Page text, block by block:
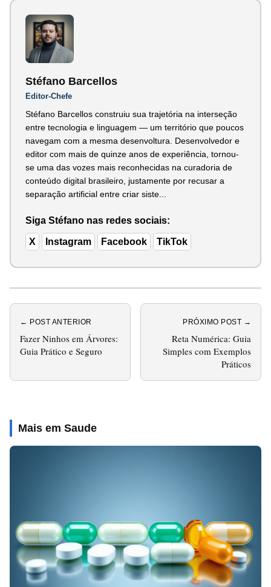
Stéfano Barcellos
Editor-Chefe
Stéfano Barcellos construiu sua trajetória na interseção
entre tecnologia e linguagem — um território que poucos
navegam com a mesma desenvoltura. Desenvolvedor e
editor com mais de quinze anos de experiência, tornou-
se uma das vozes mais reconhecidas na curadoria de
conteúdo digital brasileiro, justamente por recusar a
separação artificial entre criar siste...
Siga Stéfano nas redes sociais:
X Instagram Facebook TikTok
← POST ANTERIOR
Fazer Ninhos em Árvores:
Guia Prático e Seguro
PRÓXIMO POST →
Reta Numérica: Guia
Simples com Exemplos
Práticos
Mais em Saude